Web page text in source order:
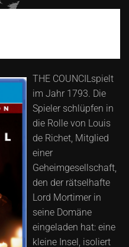
THE COUNCILspielt
im Jahr 1793. Die
Spieler schlüpfen in
die Rolle von Louis
de Richet, Mitglied
einer
Geheimgesellschaft,
den der rätselhafte
Lord Mortimer in
seine Domäne
eingeladen hat: eine
kleine Insel, isoliert